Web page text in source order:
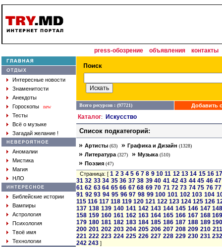
press-обозрение объявления контакты
Интересные новости
Знаменитости
Анекдоты
Гороскопы
new
Тесты
Всё о музыке
Загадай желание !
Аномалии
Мистика
Магия
НЛО
Библейские истории
Вампиры
Астрология
Психология
Твоё имя
Технологии
Всего ресурсов : (97721) Добавить
Каталог: Искусство
Список подкатегорий:
» Артисты (63) » Графика и Дизайн (1328)
» Литература (327) » Музыка (510)
» Поэзия (47)
Страница: [1 2 3 4 5 6 7 8 9 10 11 12 13 14 15 16
31 32 33 34 35 36 37 38 39 40 41 42 43 44 45 46 47
61 62 63 64 65 66 67 68 69 70 71 72 73 74 75 76 77
91 92 93 94 95 96 97 98 99 100 101 102 103 104
115 116 117 118 119 120 121 122 123 124 125 126
137 138 139 140 141 142 143 144 145 146 147
158 159 160 161 162 163 164 165 166 167 168
179 180 181 182 183 184 185 186 187 188 189
200 201 202 203 204 205 206 207 208 209 210 211
221 222 223 224 225 226 227 228 229 230 231
242 243 ]